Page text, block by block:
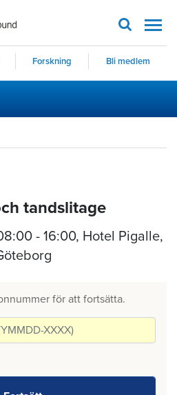
Forskning Bli medlem
tandslitage
- 16:00, Hotel Pigalle,
för att fortsätta.